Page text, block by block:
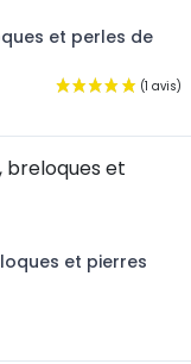
et perles de
et pierres